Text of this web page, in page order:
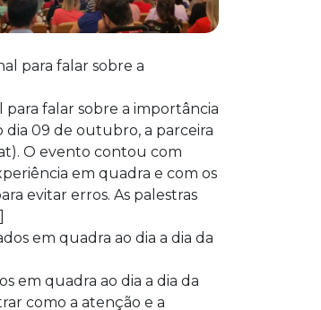
falar sobre a importância
dia 09 de outubro, a parceira
O evento contou com
em quadra e com os
evitar erros. As palestras
em quadra ao dia a dia da
como a atenção e a